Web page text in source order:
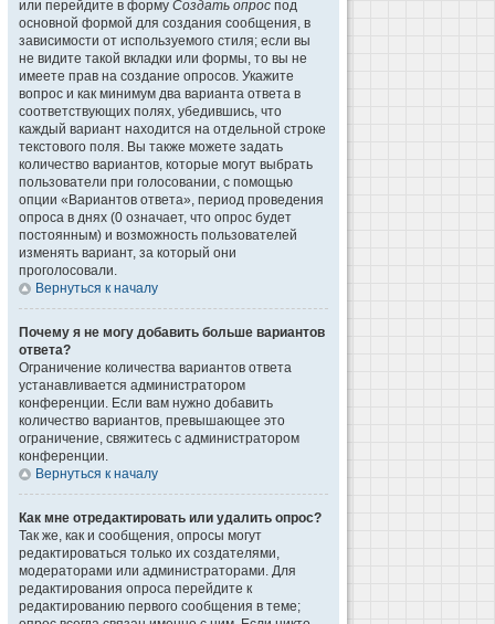
или перейдите в форму Создать опрос под
основной формой для создания сообщения, в
зависимости от используемого стиля; если вы
не видите такой вкладки или формы, то вы не
имеете прав на создание опросов. Укажите
вопрос и как минимум два варианта ответа в
соответствующих полях, убедившись, что
каждый вариант находится на отдельной строке
текстового поля. Вы также можете задать
количество вариантов, которые могут выбрать
пользователи при голосовании, с помощью
опции «Вариантов ответа», период проведения
опроса в днях (0 означает, что опрос будет
постоянным) и возможность пользователей
изменять вариант, за который они
проголосовали.
Вернуться к началу
Почему я не могу добавить больше вариантов
ответа?
Ограничение количества вариантов ответа
устанавливается администратором
конференции. Если вам нужно добавить
количество вариантов, превышающее это
ограничение, свяжитесь с администратором
конференции.
Вернуться к началу
Как мне отредактировать или удалить опрос?
Так же, как и сообщения, опросы могут
редактироваться только их создателями,
модераторами или администраторами. Для
редактирования опроса перейдите к
редактированию первого сообщения в теме;